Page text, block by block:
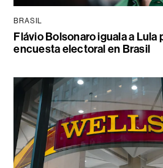
BRASIL
Flávio Bolsonaro iguala a Lula
encuesta electoral en Brasil